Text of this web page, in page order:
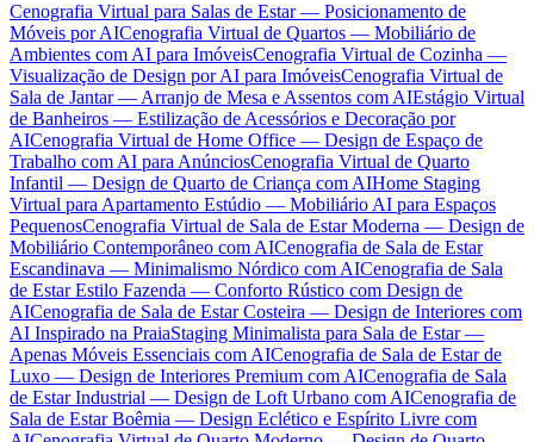
Cenografia Virtual para Salas de Estar — Posicionamento de
Móveis por AICenografia Virtual de Quartos — Mobiliário de
Ambientes com AI para ImóveisCenografia Virtual de Cozinha —
Visualização de Design por AI para ImóveisCenografia Virtual de
Sala de Jantar — Arranjo de Mesa e Assentos com AIEstágio Virtual
de Banheiros — Estilização de Acessórios e Decoração por
AICenografia Virtual de Home Office — Design de Espaço de
Trabalho com AI para AnúnciosCenografia Virtual de Quarto
Infantil — Design de Quarto de Criança com AIHome Staging
Virtual para Apartamento Estúdio — Mobiliário AI para Espaços
PequenosCenografia Virtual de Sala de Estar Moderna — Design de
Mobiliário Contemporâneo com AICenografia de Sala de Estar
Escandinava — Minimalismo Nórdico com AICenografia de Sala
de Estar Estilo Fazenda — Conforto Rústico com Design de
AICenografia de Sala de Estar Costeira — Design de Interiores com
AI Inspirado na PraiaStaging Minimalista para Sala de Estar —
Apenas Móveis Essenciais com AICenografia de Sala de Estar de
Luxo — Design de Interiores Premium com AICenografia de Sala
de Estar Industrial — Design de Loft Urbano com AICenografia de
Sala de Estar Boêmia — Design Eclético e Espírito Livre com